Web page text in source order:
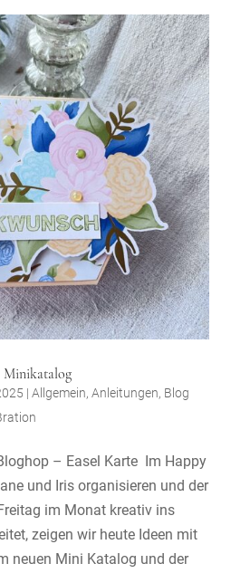
Minikatalog
| Allgemein, Anleitungen, Blog
– Easel Karte Im Happy
und Iris organisieren und der
im Monat kreativ ins
zeigen wir heute Ideen mit
neuen Mini Katalog und der